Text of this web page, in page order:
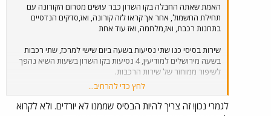
האמת שאתה החבלה בקו השרון כבר עושים מטרום הקורונה עם
תחילת החשמול, אחר אך קראו לזה קורונה, ואז,סדקים הנדסיים
בתחנות רכבת, ואז,מלחמה, ואז עוד אחת
שירות בסיסי כנו שתי נסיעות בשעה ביום שישי למרכז, שתי רכבות
בשעה מירושלים למודיעין, 4 נסיעות בקו השרון בשעות השיא נהפך
לשיפור ממוחזר של שירות הרכבות.
עצוב שכל הנסיעות שציינתי זה לא הלוז השלדי של הרכבת, שממנו
לא יורדים.
לחץ כדי להרחיב...
לגמרי נכון! זה צריך להיות הבסיס שממנו לא יורדים. ולא לקרוא